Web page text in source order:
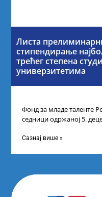
Листа
стипендирање
трећег степена
универзитетима
Фонд за младе таленте
седници одржаној 5.
Сазнај више »